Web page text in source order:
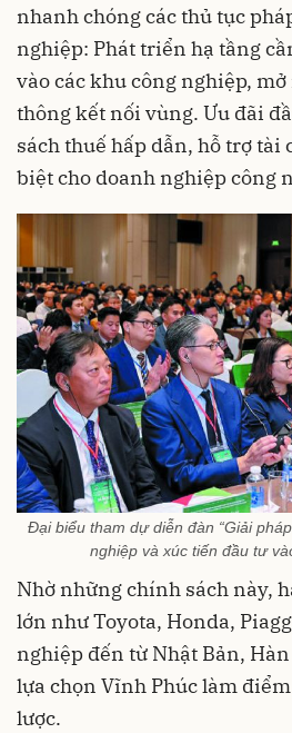
nhanh chóng các thủ tục
nghiệp: Phát triển hạ tầng
vào các khu công nghiệp,
thông kết nối vùng. Ưu đãi
sách thuế hấp dẫn, hỗ trợ tài
biệt cho doanh nghiệp công
Đại biểu tham dự diễn đàn “Giải
nghiệp và xúc tiến đầu tư
Nhờ những chính sách này,
lớn như Toyota, Honda,
nghiệp đến từ Nhật Bản, Hàn
lựa chọn Vĩnh Phúc làm
lược.